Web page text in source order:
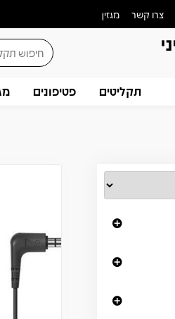
צרו קשר מגזין
תקליטים פטיפונים